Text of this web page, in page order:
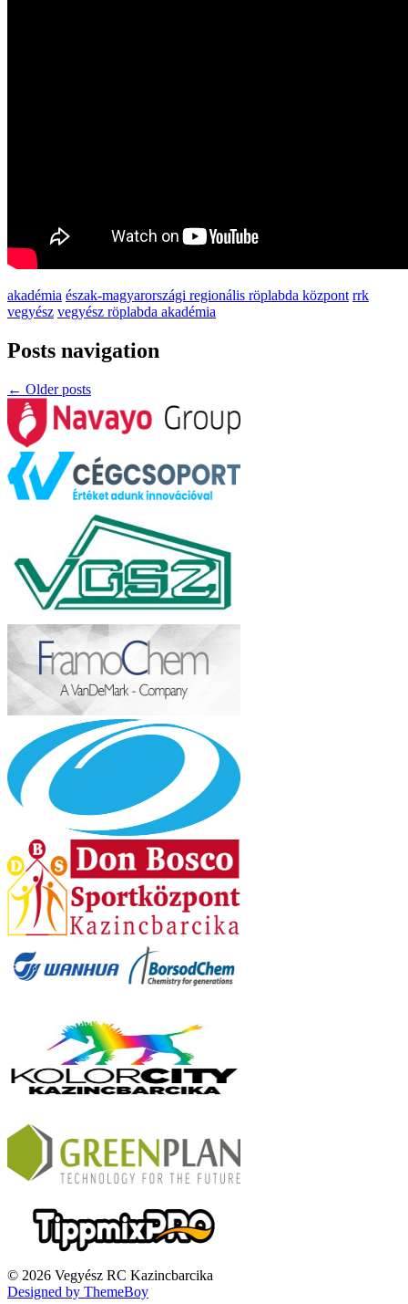
akadémia észak-magyarországi regionális röplabda központ rrk
vegyész vegyész röplabda akadémia
Posts navigation
← Older posts
© 2026 Vegyész RC Kazincbarcika
Designed by ThemeBoy